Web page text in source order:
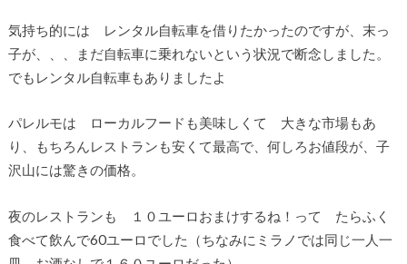
気持ち的には レンタル自転車を借りたかったのですが、末っ
子が、、、まだ自転車に乗れないという状況で断念しました。
でもレンタル自転車もありましたよ
パレルモは ローカルフードも美味しくて 大きな市場もあ
り、もちろんレストランも安くて最高で、何しろお値段が、子
沢山には驚きの価格。
夜のレストランも １０ユーロおまけするね！って たらふく
食べて飲んで60ユーロでした（ちなみにミラノでは同じ一人一